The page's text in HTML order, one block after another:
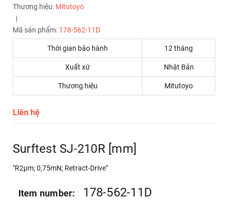
Thương hiệu: Mitutoyo
|
Mã sản phẩm: 178-562-11D
Thời gian bảo hành 12 tháng
Xuất xứ Nhật Bản
Thương hiệu Mitutoyo
Liên hệ
Surftest SJ-210R [mm]
"R2µm; 0,75mN; Retract-Drive"
Item number: 178-562-11D